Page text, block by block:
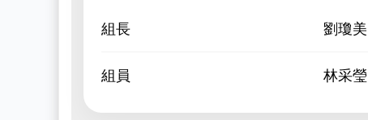
組長 劉瓊美
組員 林采瑩